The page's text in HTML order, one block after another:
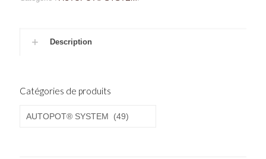
Description
Catégories de produits